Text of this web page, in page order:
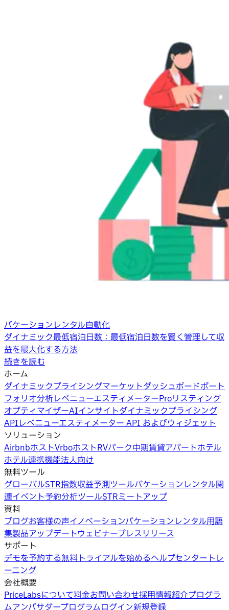
バケーションレンタル自動化
ダイナミック最低宿泊日数：最低宿泊日数を賢く管理して収
益を最大化する方法
続きを読む
ホーム
ダイナミックプライシングマーケットダッシュボードポート
フォリオ分析レベニューエスティメーターProリスティング
オプティマイザーAIインサイトダイナミックプライシング
APIレベニューエスティメーター API およびウィジェット
ソリューション
AirbnbホストVrboホストRVパーク中期賃貸アパートホテル
ホテル連携機能法人向け
無料ツール
グローバルSTR指数収益予測ツールバケーションレンタル関
連イベント予約分析ツールSTRミートアップ
資料
ブログお客様の声イノベーションバケーションレンタル用語
集製品アップデートウェビナープレスリリース
サポート
デモを予約する無料トライアルを始めるヘルプセンタートレ
ーニング
会社概要
PriceLabsについて料金お問い合わせ採用情報紹介プログラ
ムアンバサダープログラムログイン新規登録